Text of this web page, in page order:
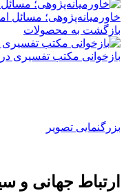
خاورمیانه‌پژوهی؛ مسائل
بازگشت به محصولات
بازخوانی مکتب تفسیری
بزرگنمایی تصویر
ارتباط جهانی